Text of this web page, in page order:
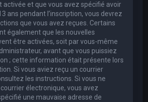
activée et que vous avez spécifié avoir
ans pendant l’inscription, vous devrez
que vous avez reçues. Certains
également que les nouvelles
être activées, soit par vous-même
avant que vous puissiez
; cette information était présente lors
Si vous aviez reçu un courrier
les instructions. Si vous ne
électronique, vous avez
une mauvaise adresse de